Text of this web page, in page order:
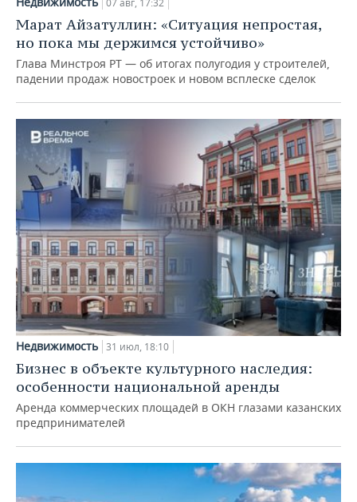
07 авг, 17:32
Марат Айзатуллин: «Ситуация непростая,
но пока мы держимся устойчиво»
Глава Минстроя РТ — об итогах полугодия у строителей,
падении продаж новостроек и новом всплеске сделок
Недвижимость 31 июл, 18:10
Бизнес в объекте культурного наследия:
особенности национальной аренды
Аренда коммерческих площадей в ОКН глазами казанских
предпринимателей